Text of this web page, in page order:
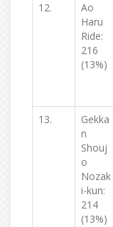
12.
Ao
Haru
Ride:
216
(13%)
13.
Gekka
n
Shouj
o
Nozak
i-kun:
214
(13%)